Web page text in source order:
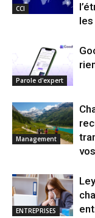
CCI
Parole d'expert
Management
ENTREPRISES